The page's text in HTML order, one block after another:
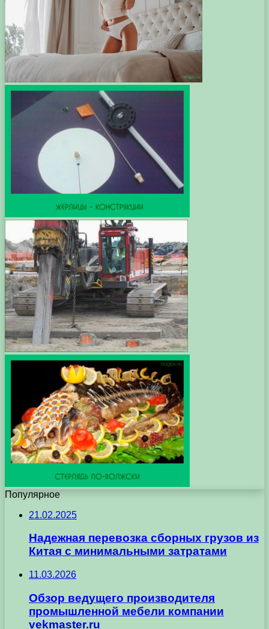
Популярное
21.02.2025
Надежная перевозка сборных грузов из
Китая с минимальными затратами
11.03.2026
Обзор ведущего производителя
промышленной мебели компании
vekmaster.ru